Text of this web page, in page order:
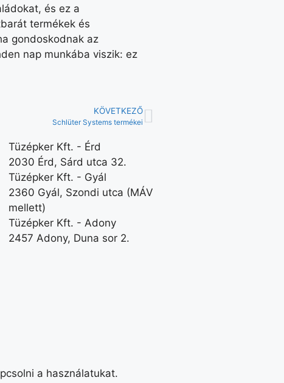
és ez a
termékek és
gondoskodnak az
nap munkába viszik: ez
KÖVETKEZŐ
Schlüter Systems termékei
Tüzépker Kft. - Érd
2030 Érd, Sárd utca 32.
Tüzépker Kft. - Gyál
2360 Gyál, Szondi utca (MÁV
mellett)
Tüzépker Kft. - Adony
2457 Adony, Duna sor 2.
a használatukat.